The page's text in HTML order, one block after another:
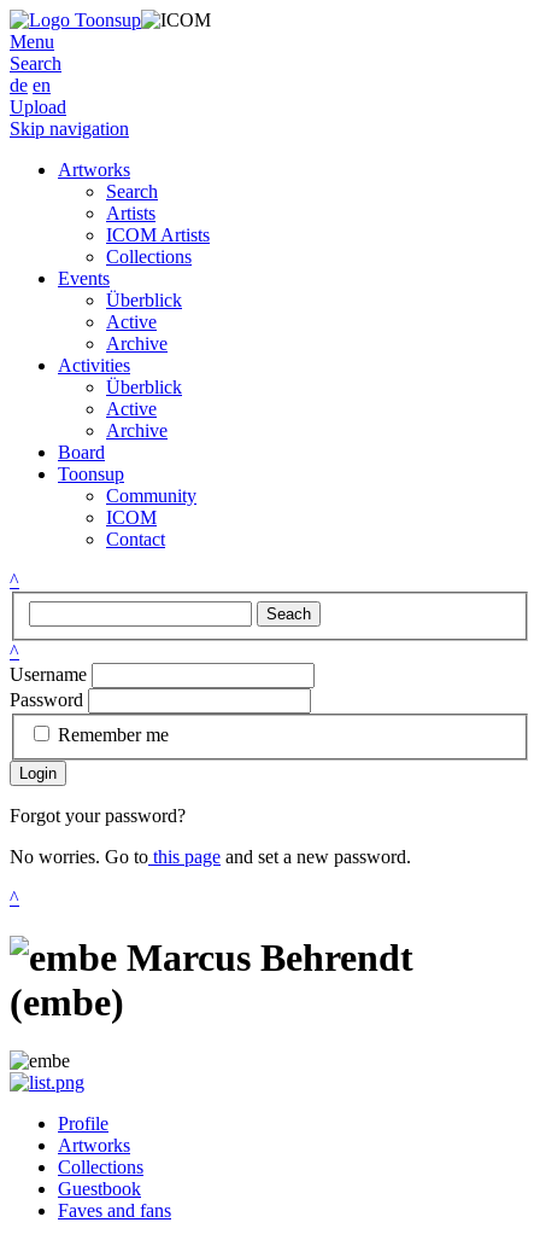
Menu
Search
de en
Upload
Skip navigation
Artworks
Search
Artists
ICOM Artists
Collections
Events
Überblick
Active
Archive
Activities
Überblick
Active
Archive
Board
Toonsup
Community
ICOM
Contact
^
Seach
^
Username
Password
Remember me
Login
Forgot your password?
No worries. Go to this page and set a new password.
^
Marcus Behrendt
(embe)
Profile
Artworks
Collections
Guestbook
Faves and fans